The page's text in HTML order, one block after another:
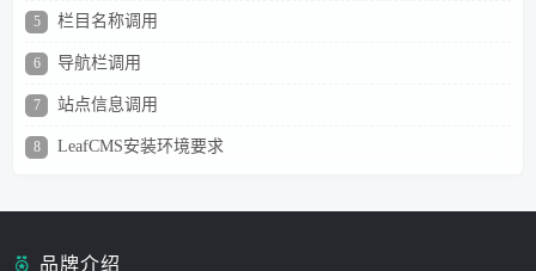
5 栏目名称调用
6 导航栏调用
7 站点信息调用
8 LeafCMS安装环境要求
品牌介绍